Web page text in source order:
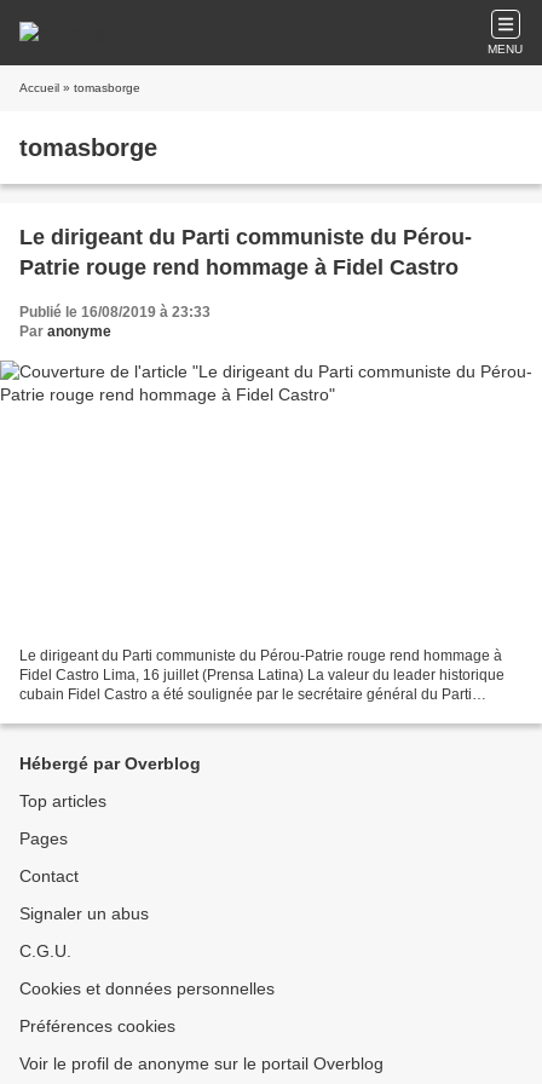
MENU
Accueil » tomasborge
tomasborge
Le dirigeant du Parti communiste du Pérou-
Patrie rouge rend hommage à Fidel Castro
Publié le 16/08/2019 à 23:33
Par anonyme
Le dirigeant du Parti communiste du Pérou-Patrie rouge rend hommage à
Fidel Castro Lima, 16 juillet (Prensa Latina) La valeur du leader historique
cubain Fidel Castro a été soulignée par le secrétaire général du Parti
Hébergé par Overblog
Top articles
Pages
Contact
Signaler un abus
C.G.U.
Cookies et données personnelles
Préférences cookies
Voir le profil de anonyme sur le portail Overblog